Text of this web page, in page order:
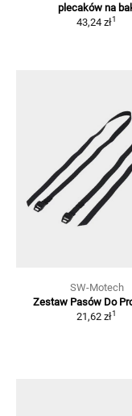
plecaków na
43,24 zł1
SW-Motech
Zestaw Pasów Do
21,62 zł1